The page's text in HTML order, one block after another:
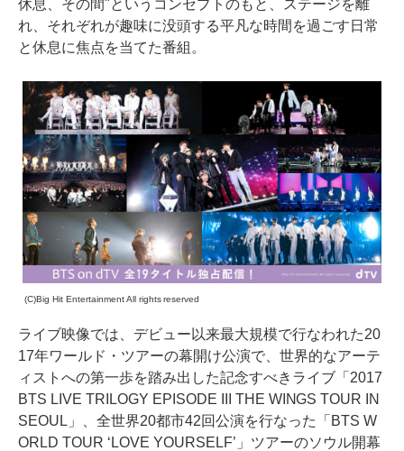
休息、その間"というコンセプトのもと、ステージを離
れ、それぞれが趣味に没頭する平凡な時間を過ごす日常
と休息に焦点を当てた番組。
(C)Big Hit Entertainment All rights reserved
ライブ映像では、デビュー以来最大規模で行なわれた20
17年ワールド・ツアーの幕開け公演で、世界的なアーテ
ィストへの第一歩を踏み出した記念すべきライブ「2017
BTS LIVE TRILOGY EPISODE III THE WINGS TOUR IN
SEOUL」、全世界20都市42回公演を行なった「BTS W
ORLD TOUR ‘LOVE YOURSELF’」ツアーのソウル開幕